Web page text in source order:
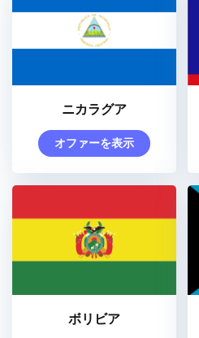
ニカラグア
オファーを表示
ボリビア